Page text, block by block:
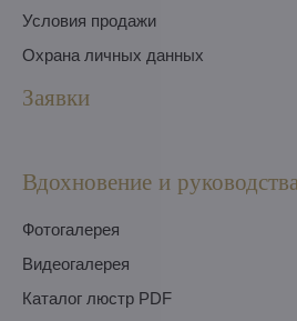
Условия продажи
Охрана личных данных
Заявки
Вдохновение и
Фотогалерея
Видеогалерея
Каталог люстр PDF